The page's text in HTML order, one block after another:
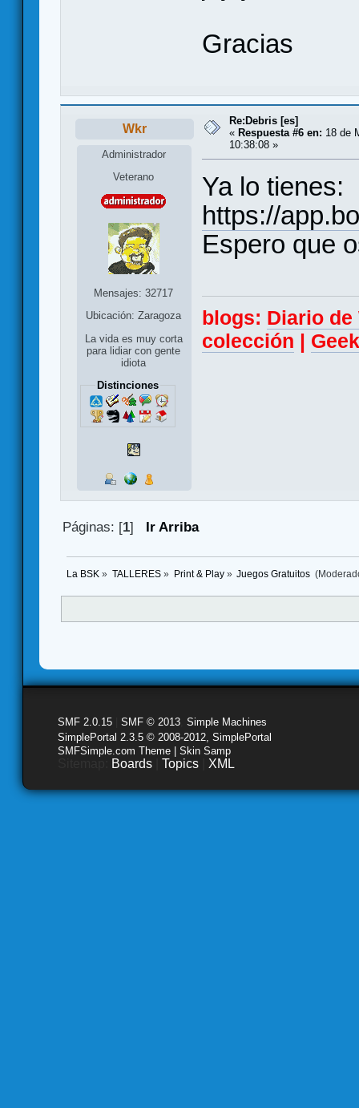
Gracias
Wkr
Administrador
Veterano
Mensajes: 32717
Ubicación: Zaragoza
La vida es muy corta
para lidiar con gente
idiota
Distinciones
Re:Debris [es]
« Respuesta #6 en: 18 de
10:38:08 »
Ya lo tienes:
https://
Espero que
blogs: Diario
colección
Páginas: [1] Ir Arriba
La BSK » TALLERES» Print & Play» Juegos Gratuitos
SMF 2.0.15 SMF © 2013 Simple Machines
SimplePortal 2.3.5 © 2008-2012, SimplePortal
SMFSimple.com Theme | Skin Samp
Boards Topics XML